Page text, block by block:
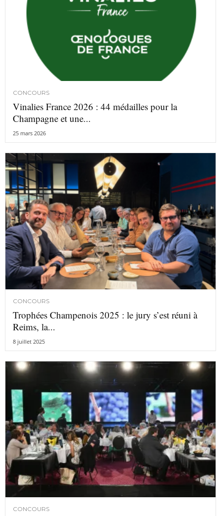
CONCOURS
Vinalies France 2026 : 44 médailles pour la
Champagne et une...
25 mars 2026
CONCOURS
Trophées Champenois 2025 : le jury s’est réuni à
Reims, la...
8 juillet 2025
CONCOURS